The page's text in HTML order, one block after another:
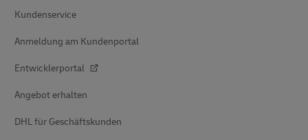
Kundenservice
Anmeldung am Kundenportal
Entwicklerportal
Angebot erhalten
DHL für Geschäftskunden